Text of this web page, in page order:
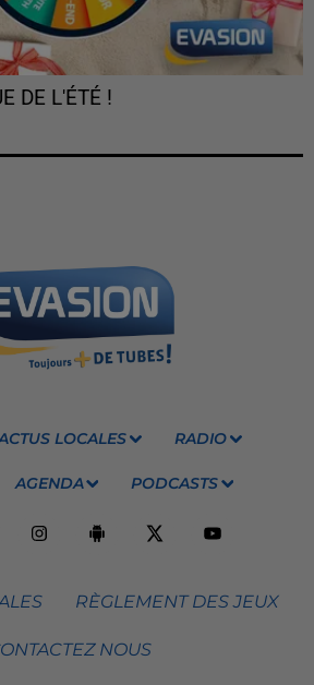
DE L'ÉTÉ !
LOCALES RADIO
AGENDA PODCASTS
RÈGLEMENT DES JEUX
NOUS